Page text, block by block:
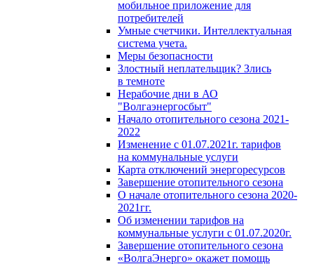
мобильное приложение для
потребителей
Умные счетчики. Интеллектуальная
система учета.
Меры безопасности
Злостный неплательщик? Злись
в темноте
Нерабочие дни в АО
"Волгаэнергосбыт"
Начало отопительного сезона 2021-
2022
Изменение с 01.07.2021г. тарифов
на коммунальные услуги
Карта отключений энергоресурсов
Завершение отопительного сезона
О начале отопительного сезона 2020-
2021гг.
Об изменении тарифов на
коммунальные услуги с 01.07.2020г.
Завершение отопительного сезона
«ВолгаЭнерго» окажет помощь